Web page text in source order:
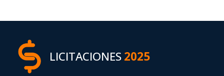
LICITACIONES2025